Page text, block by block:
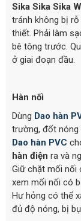
Sika Sika Sika
tránh không bị
thiết. Phải làm
bê tông trước.
ở giai đoạn đầu.
Hàn nối
Dùng Dao hàn
trường, đốt nóng
Dao hàn PVC
hàn điện ra và
Giữ chặt mối nối
xem mối nối có
Hư hỏng có thể
đủ độ nóng, bị